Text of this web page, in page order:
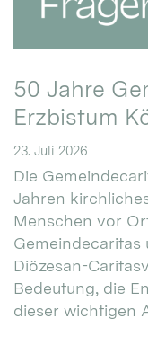
50 Jahre
Erzbistum
23. Juli 2026
Die
Jahren
Menschen vor
Gemeindecaritas
Diözesan-
Bedeutung, die
dieser wichtigen